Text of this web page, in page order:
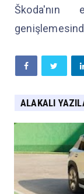
Škoda'nın
ALAKALI